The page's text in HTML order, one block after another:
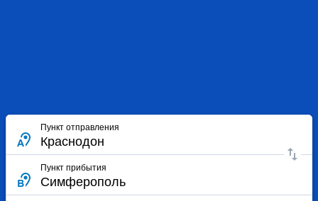
Пункт отправления
Пункт прибытия